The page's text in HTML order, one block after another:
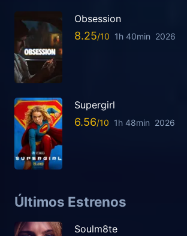
Obsession
8.25 1h 40min 2026
Supergirl
6.56 1h 48min 2026
Últimos Estrenos
Soulm8te